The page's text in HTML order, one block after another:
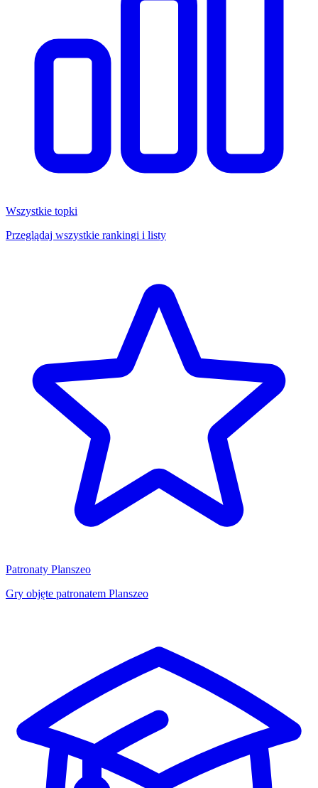
Wszystkie topki
Przeglądaj wszystkie rankingi i listy
Patronaty Planszeo
Gry objęte patronatem Planszeo